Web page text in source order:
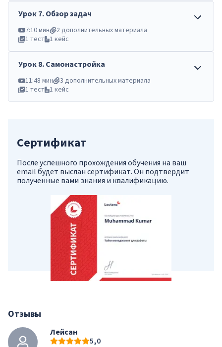
Урок7.Обзор задач
7:10 мин
2 дополнительных материала
1 тест 1 кейс
Урок8.Самонастройка
11:48 мин
3 дополнительных материала
1 тест 1 кейс
Сертификат
После успешного прохождения обучения на ваш
email будет выслан сертификат. Он подтвердит
полученные вами знания и квалификацию.
Отзывы
Лейсан
5,0